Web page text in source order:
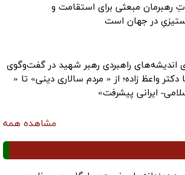
رهبرمان مبعثی برای استقامت و
در جهان است
اندیشه‌های راهبردی رهبر شهید در گفت‌وگوی
دکتر واعظ زاده؛ از « مردم سالاری دینی» تا «
ایرانی پیشرفت»
مشاهده همه